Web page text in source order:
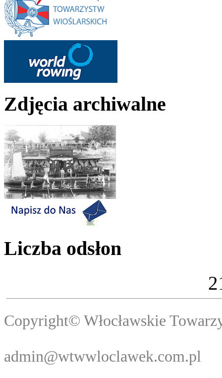
Zdjęcia archiwalne
Liczba odsłon
2
Copyright©
admin@wtwwloclawek.com.pl